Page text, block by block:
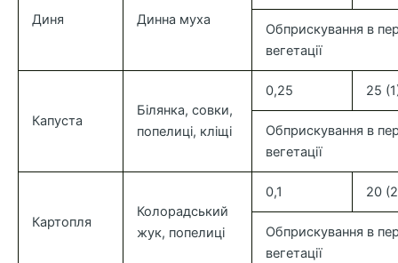
Диня Динна муха
Обприскування в
вегетації
Капуста
Білянка, совки,
попелиці, кліщі
0,25 25
Обприскування в
вегетації
Картопля
Колорадський
жук, попелиці
0,1 20
Обприскування в
вегетації